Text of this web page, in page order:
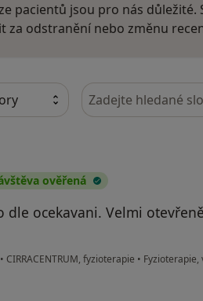
pacientů jsou pro nás
za odstranění nebo změnu
Hledejte v názorech
ověřená
dle ocekavani. Velmi
• CIRRACENTRUM, fyzioterapie • Fyzioterapie,
Pavel